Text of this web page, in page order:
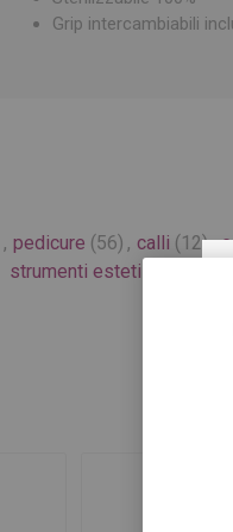
Grip intercambiabili
, pedicure (56) , calli (12),
strumenti estetista